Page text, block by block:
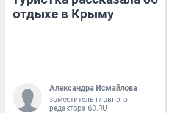
отдыхе в Крыму
Александра Исмайлова
заместитель главного
редактора 63.RU